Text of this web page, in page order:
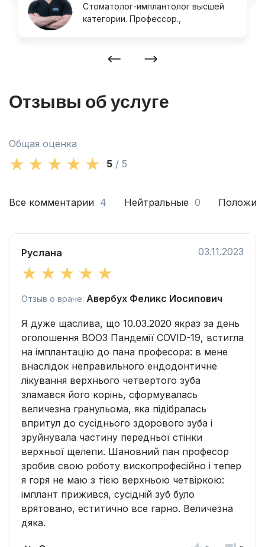
Стоматолог-имплантолог высшей
категории. Профессор.,
Отзывы об услуге
Общая оценка
5 / 5
Все комментарии 4 Нейтральные 0
Руслана 03.11.2023
Отзыв о враче: Авербух Феликс Иосипович
Я дуже щаслива, що 10.03.2020 якраз за день
оголошення ВООЗ Пандемії COVID-19, встигла
на імплантацію до пана професора: в мене
внаслідок неправильного ендодонтичне
лікування верхнього четвертого зуба
зламався його корінь, сформувалась
величезна гранульома, яка підібралась
впритул до сусіднього здорового зуба і
зруйнувала частину передньої стінки
верхньої щелепи. Шановний пан професор
зробив свою роботу вископрофесійно і тепер
я горя не маю з тією верхньою четвіркою:
імплант прижився, сусідній зуб було
врятовано, еститично все гарно. Величезна
дяка.